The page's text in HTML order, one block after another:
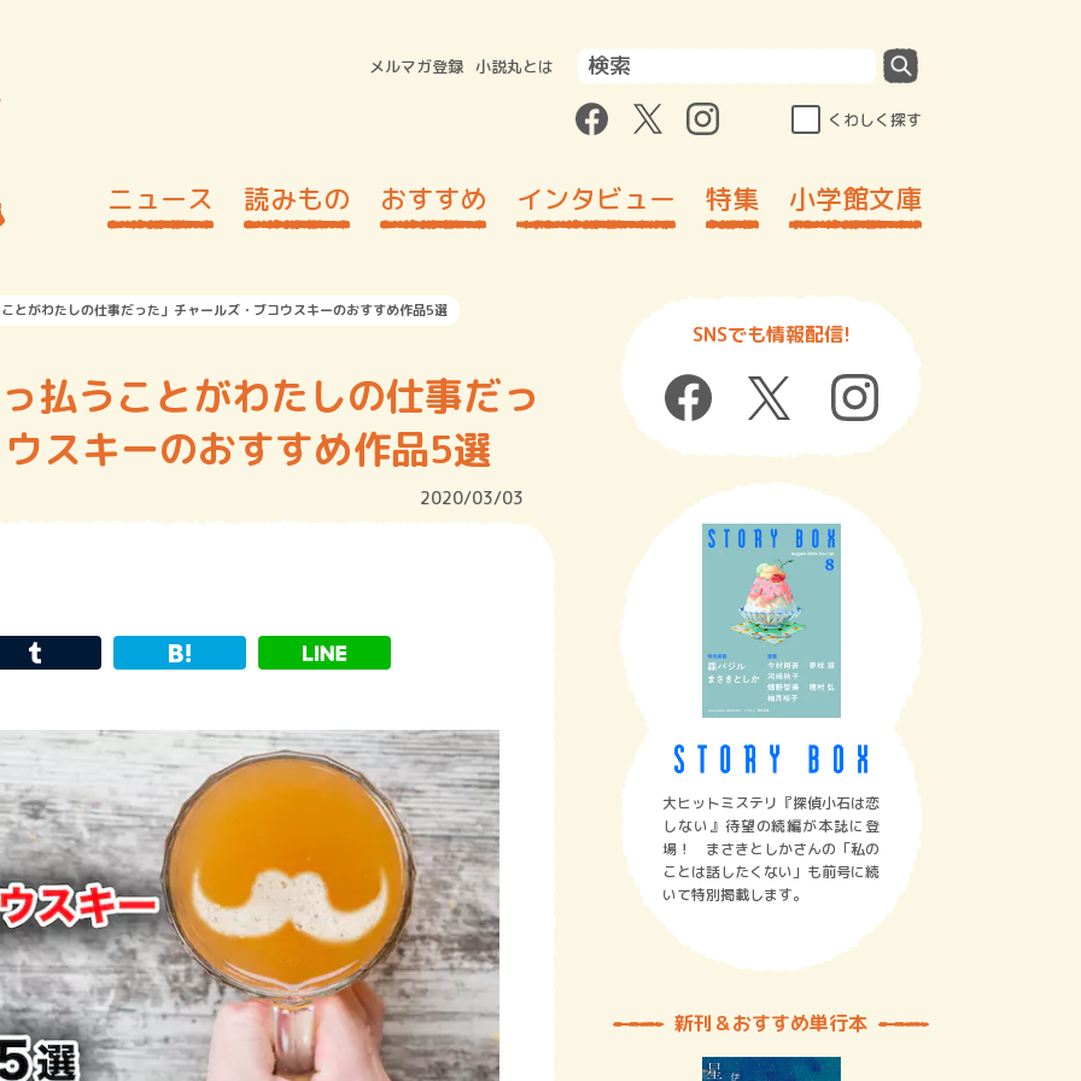
メルマガ登録 小説丸とは
くわしく探す
ニュース 読みもの おすすめ インタビュー 特集 小学館文庫
とがわたしの仕事だった」チャールズ・ブコウスキーのおすすめ作品5選
払うことがわたしの仕事だっ
スキーのおすすめ作品5選
2020/03/03
SNSでも情報配信!
大ヒットミステリ『探偵小石は恋
しない』待望の続編が本誌に登
場！ まさきとしかさんの「私の
ことは話したくない」も前号に続
いて特別掲載します。
新刊＆おすすめ単行本